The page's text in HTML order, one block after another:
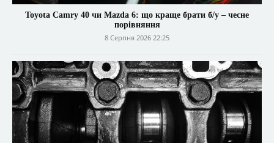
Toyota Camry 40 чи Mazda 6: що краще брати б/у – чесне
порівняння
8 Серпня 2026 22:25